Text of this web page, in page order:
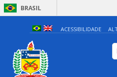
BRASIL
ACESSIBILIDADE